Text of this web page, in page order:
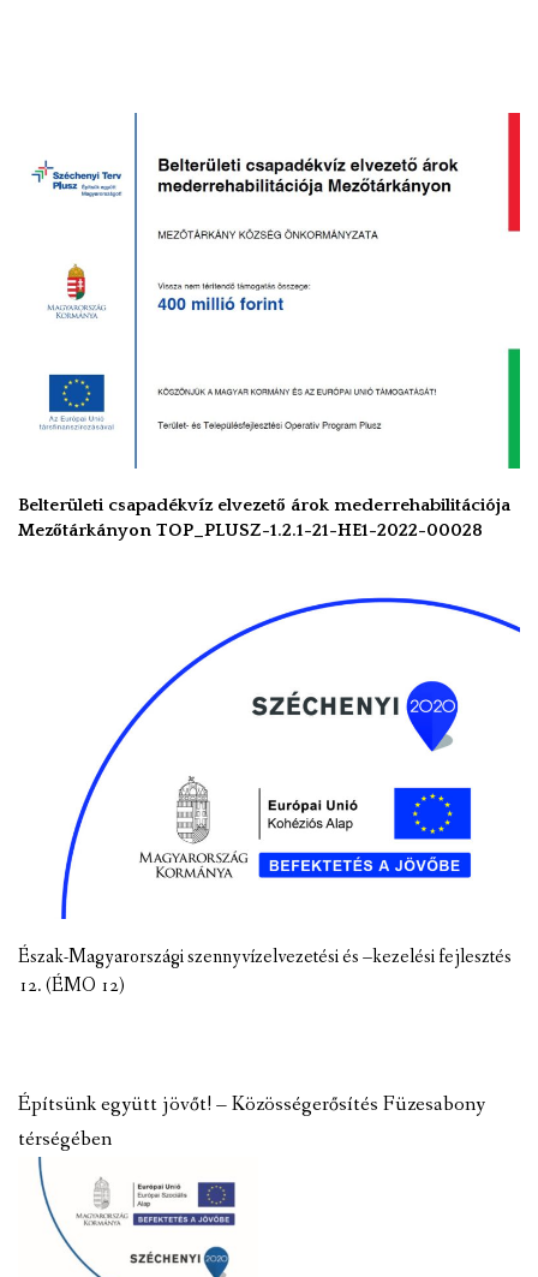
Belterületi csapadékvíz elvezető árok mederrehabilitációja
Mezőtárkányon TOP_PLUSZ-1.2.1-21-HE1-2022-00028
Észak-Magyarországi szennyvízelvezetési és –kezelési fejlesztés
12. (ÉMO 12)
Építsünk együtt jövőt! – Közösségerősítés Füzesabony
térségében